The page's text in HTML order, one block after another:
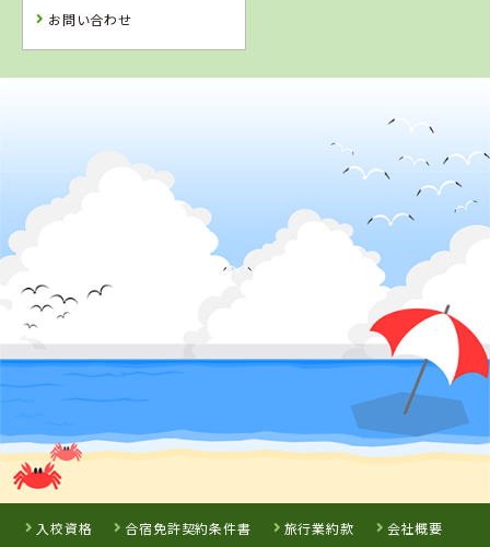
詳 細 予 約
3位
盛岡南ドライビングスクール
予 約
お問い合わせ
入校資格 合宿免許契約条件書 旅行業約款
会社概要